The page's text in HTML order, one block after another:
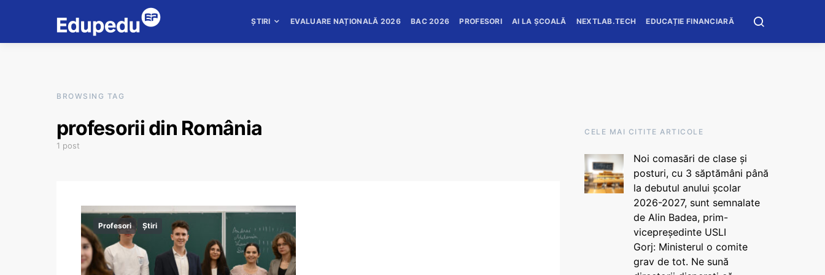
ȘTIRI EVALUARE NAȚIONALĂ 2026 BAC 2026 PROFESORI AI LA ȘCOALĂ NEXTLAB.TECH EDUCAȚIE FINANCIARĂ
BROWSING TAG
profesorii din România
1 post
Profesori Știri
CELE MAI CITITE ARTICOLE
Noi comasări de clase și
posturi, cu 3 săptămâni până
la debutul anului școlar
2026-2027, sunt semnalate
de Alin Badea, prim-
vicepreședinte USLI
Gorj: Ministerul o comite
grav de tot. Ne sună